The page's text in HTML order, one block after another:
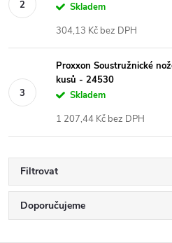
Skladem
304,13 Kč bez DPH
Proxxon Soustružnické
kusů - 24530
Skladem
1 207,44 Kč bez DPH
Filtrovat
Ř
Doporučujeme